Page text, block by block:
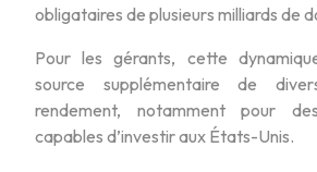
obligataires de plusieurs milliards de
Pour les gérants, cette
source supplémentaire de
rendement, notamment pour
capables d’investir aux États-Unis.